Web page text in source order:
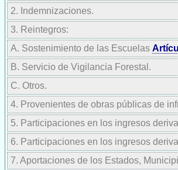
2. Indemnizaciones.
3. Reintegros:
A. Sostenimiento de las Escuelas
B. Servicio de Vigilancia Forestal.
C. Otros.
4. Provenientes de obras públicas de
5. Participaciones en los ingresos
6. Participaciones en los ingresos
7. Aportaciones de los Estados,